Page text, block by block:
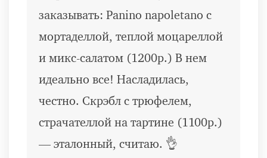
заказывать: Panino napoletano с
мортаделлой, теплой моцареллой
и микс-салатом (1200р.) В нем
идеально все! Насладилась,
честно. Скрэбл с трюфелем,
страчателлой на тартине (1100р.)
— эталонный, считаю. 👌